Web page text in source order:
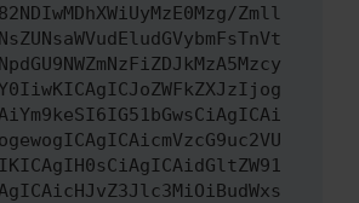
Zmll